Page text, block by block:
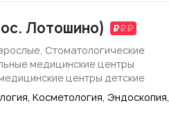
Лотошино)
Стоматологические
медицинские центры
центры детские
Косметология, Эндоскопия,